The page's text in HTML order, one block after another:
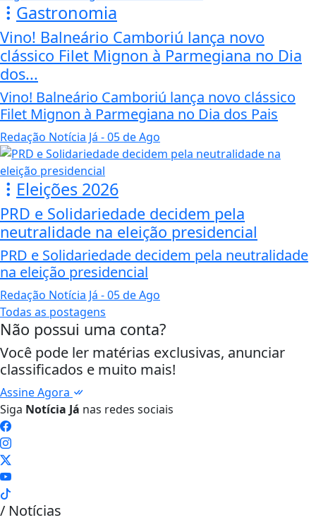
Gastronomia
Vino! Balneário Camboriú lança novo
clássico Filet Mignon à Parmegiana no Dia
dos...
Vino! Balneário Camboriú lança novo clássico
Filet Mignon à Parmegiana no Dia dos Pais
Redação Notícia Já - 05 de Ago
Eleições 2026
PRD e Solidariedade decidem pela
neutralidade na eleição presidencial
PRD e Solidariedade decidem pela neutralidade
na eleição presidencial
Redação Notícia Já - 05 de Ago
Todas as postagens
Não possui uma conta?
Você pode ler matérias exclusivas, anunciar
classificados e muito mais!
Assine Agora
Siga Notícia Já nas redes sociais
/ Notícias